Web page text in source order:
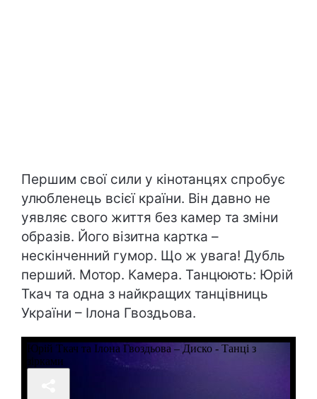
Першим свої сили у кінотанцях спробує
улюбленець всієї країни. Він давно не
уявляє свого життя без камер та зміни
образів. Його візитна картка –
нескінченний гумор. Що ж увага! Дубль
перший. Мотор. Камера. Танцюють: Юрій
Ткач та одна з найкращих танцівниць
України – Ілона Гвоздьова.